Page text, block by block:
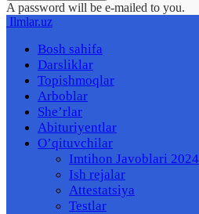
A password will be e-mailed to you.
Ilmlar.uz
Bosh sahifa
Darsliklar
Topishmoqlar
Arboblar
She’rlar
Abituriyentlar
O’qituvchilar
Imtihon Javoblari 2024
Ish rejalar
Attestatsiya
Testlar